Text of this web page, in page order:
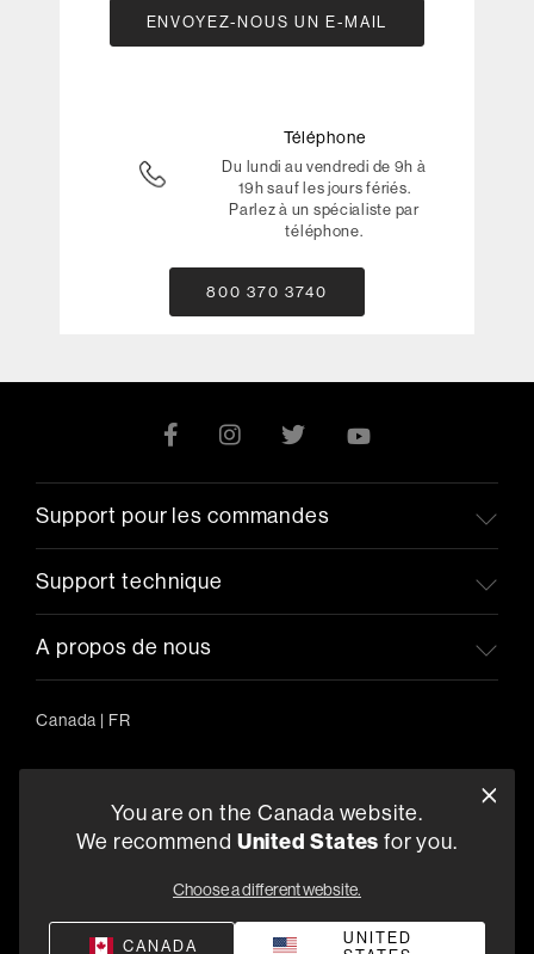
ENVOYEZ-NOUS UN E-MAIL
Téléphone
Du lundi au vendredi de 9h à
19h sauf les jours fériés.
Parlez à un spécialiste par
téléphone.
800 370 3740
Support pour les commandes
Support technique
A propos de nous
Canada | FR
5541 Fermi Court Carlsbad, CA 92008
You are on the Canada website.
We recommend United States for you.
Choose a different website.
CANADA
UNITED